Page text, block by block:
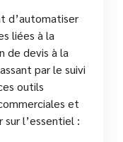
d’automatiser
liées à la
de devis à la
par le suivi
outils
et
l’essentiel :